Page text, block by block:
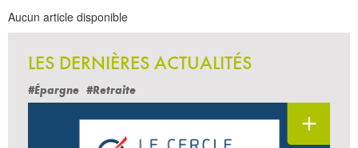
Aucun article disponible
LES DERNIÈRES ACTUALITÉS
#Épargne #Retraite